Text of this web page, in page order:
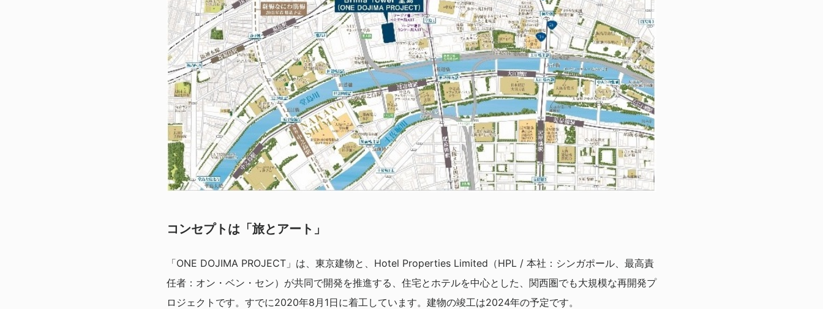
コンセプトは「旅とアート」
「ONE DOJIMA PROJECT」は、東京建物と、Hotel Properties Limited（HPL / 本社：シンガポール、最高責
任者：オン・ベン・セン）が共同で開発を推進する、住宅とホテルを中心とした、関西圏でも大規模な再開発プ
ロジェクトです。すでに2020年8月1日に着工しています。建物の竣工は2024年の予定です。